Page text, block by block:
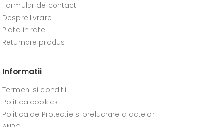
Formular de contact
Despre livrare
Plata in rate
Returnare produs
Informatii
Termeni si conditii
Politica cookies
Politica de Protectie si prelucrare a datelor